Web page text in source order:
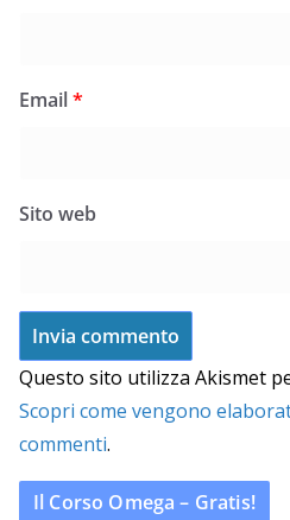
Email*
Sito web
Questo sito utilizza Akismet
Scopri come vengono
commenti.
Il Corso Omega – Gratis!